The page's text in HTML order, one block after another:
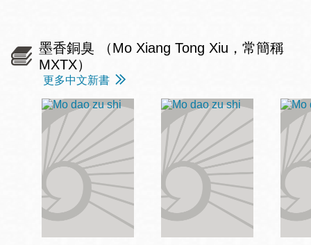
墨香銅臭 （Mo Xiang Tong Xiu，常簡稱
MXTX）
更多中文新書